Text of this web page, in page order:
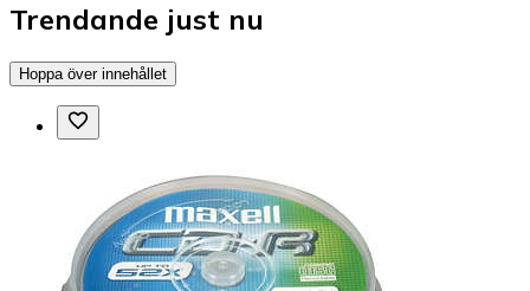
Trendande just nu
Hoppa över innehållet